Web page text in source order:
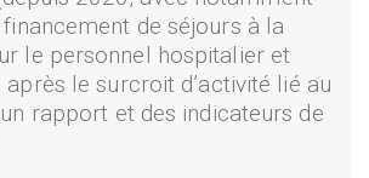
de séjours à la
le personnel hospitalier et
le surcroit d’activité lié au
rapport et des indicateurs de